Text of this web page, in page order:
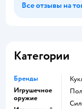
Все отзывы на
Категории
Бренды
Игрушечное
оружие